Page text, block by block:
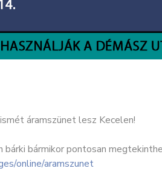
áramszünet lesz Kecelen!
bármikor pontosan
online/aramszunet